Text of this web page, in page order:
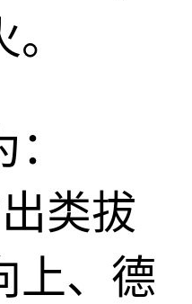
类拔
上、德